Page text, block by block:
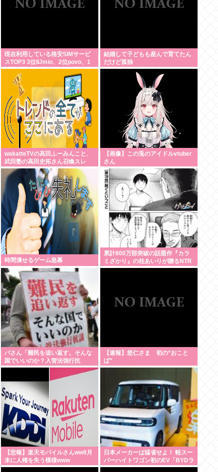
現在利用している格安SIMサービ
スTOP3 3位IIJmio、2位povo、1
位ahamo
結婚して子どもも産んで育てたん
だけど孤独
wakatteTVの高田ふーみんこと、
武田塾の高田史拓さん召喚スレ
【画像】この兎のアイドルvtuber
さん
時間潰せるゲーム急募
累計800万部突破の話題作『カラ
ミざかり』の桂あいりが贈るNTR
ラブコメ「グラぱらっ！」、完結
パさん「難民を追い返す。そんな
国でいいのか？入管法強行抗
議！」
【速報】悠仁さま 初の“おこと
ば”
【悲報】楽天モバイルさんww9月
末に人権を失う模様www
日本メーカーは猛省せよ！ 軽スー
パーハイトワゴン初のEV「BYDラ
ッコ」誕生の衝撃